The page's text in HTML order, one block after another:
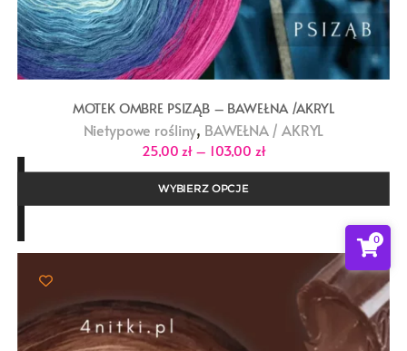
MOTEK OMBRE PSIZĄB – BAWEŁNA /AKRYL
Nietypowe rośliny, BAWEŁNA / AKRYL
25,00zł – 103,00 złZakres
od
do
WYBIERZ OPCJE
0